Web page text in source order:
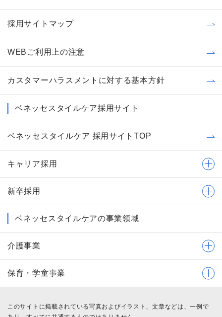
採用サイトマップ
WEBご利用上の注意
カスタマーハラスメントに対する基本方針
ベネッセスタイルケア採用サイト
ベネッセスタイルケア 採用サイトTOP
キャリア採用
新卒採用
ベネッセスタイルケアの事業領域
介護事業
保育・学童事業
このサイトに掲載されている写真およびイラスト、文章などは、一例で